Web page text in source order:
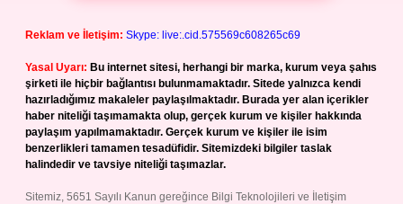
Reklam ve İletişim: Skype: live:.cid.575569c608265c69
Yasal Uyarı: Bu internet sitesi, herhangi bir marka, kurum veya şahıs
şirketi ile hiçbir bağlantısı bulunmamaktadır. Sitede yalnızca kendi
hazırladığımız makaleler paylaşılmaktadır. Burada yer alan içerikler
haber niteliği taşımamakta olup, gerçek kurum ve kişiler hakkında
paylaşım yapılmamaktadır. Gerçek kurum ve kişiler ile isim
benzerlikleri tamamen tesadüfidir. Sitemizdeki bilgiler taslak
halindedir ve tavsiye niteliği taşımazlar.
Sitemiz, 5651 Sayılı Kanun gereğince Bilgi Teknolojileri ve İletişim